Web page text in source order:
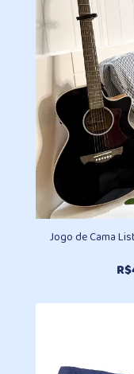
Jogo de Cama
R$